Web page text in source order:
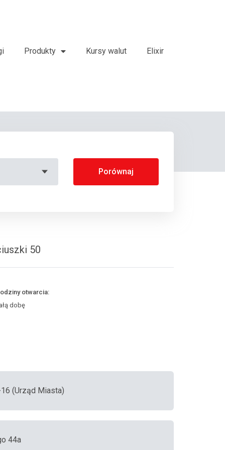
Produkty Kursy walut Elixir
Porównaj
50
otwarcia:
dobę
(Urząd Miasta)
44a